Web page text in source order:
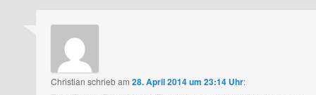
Christian schriebam28. April 2014 um 23:14 Uhr: